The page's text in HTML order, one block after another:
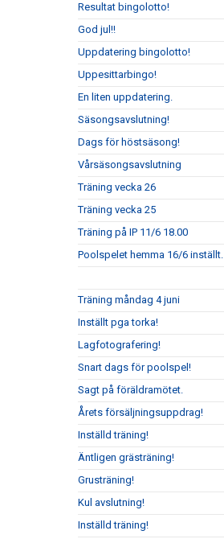
Resultat bingolotto!
God jul!!
Uppdatering bingolotto!
Uppesittarbingo!
En liten uppdatering.
Säsongsavslutning!
Dags för höstsäsong!
Vårsäsongsavslutning
Träning vecka 26
Träning vecka 25
Träning på IP 11/6 18.00
Poolspelet hemma 16/6 inställt.
Träning måndag 4 juni
Inställt pga torka!
Lagfotografering!
Snart dags för poolspel!
Sagt på föräldramötet.
Årets försäljningsuppdrag!
Inställd träning!
Äntligen grästräning!
Grusträning!
Kul avslutning!
Inställd träning!